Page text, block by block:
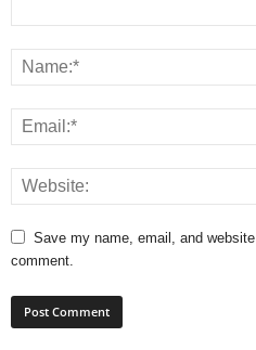
Save my name, email, and
comment.